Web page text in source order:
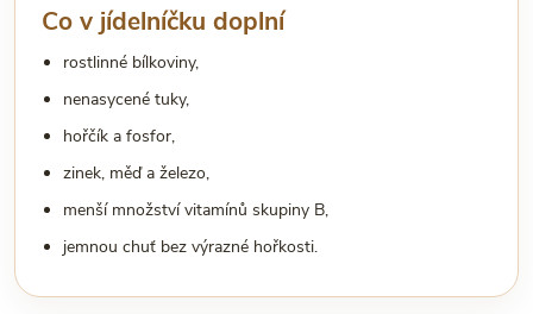
Co v jídelníčku doplní
rostlinné bílkoviny,
nenasycené tuky,
hořčík a fosfor,
zinek, měď a železo,
menší množství vitamínů skupiny B,
jemnou chuť bez výrazné hořkosti.